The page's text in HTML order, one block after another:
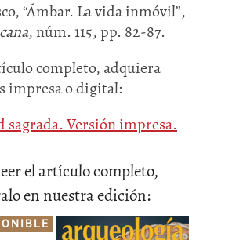
“Ámbar. La vida inmóvil”,
, núm. 115, pp. 82-87.
completo, adquiera
impresa o digital:
sagrada. Versión impresa.
el artículo completo,
en nuestra edición: